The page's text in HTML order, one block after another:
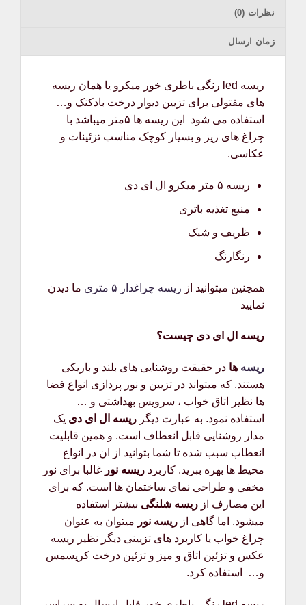
نظرات (0)
زمان ارسال
ریسه led رنگی باطری خور میکرو یا همان ریسه
های مفتولی برای تزیین دیوار درخت بادکنک و…
استفاده می شود این ریسه ها ۵متر میباشد با
چراغ های ریز و بسیار کوچک مناسب تزئینات و
عکاسی.
ریسه ۵ متر میکرو ال ای دی
منبع تغذیه باتری
ظریف و شیک
رنگارنگ
همچنین میتوانید از ریسه چراغدار ۵ متری
ما دیدن
نمایید
ریسه ال ای دی چیست؟
ریسه ها در حقیقت روشنایی های بلند و باریکی
هستند. که میتواند در تزیین و نور پردازی انواع فضا
ها نظیر اتاق خواب ، سرویس بهداشتی و …
استفاده نمود. به عبارت دیگر ریسه ال ای دی یک
مدار روشنایی قابل انعطاف است. و همین قابلیت
انعطاب سبب شده تا شما بتوانید از ان در انواع
محیط ها بهره ببرید. کاربرد ریسه نور غالبا برای نور
مخفی و طراحی نمای ساختمان ها است. که برای
این مصارف از ریسه شلنگی بیشتر استفاده
میشود. اما گاهی از ریسه نور میتوان به عنوان
چراغ خواب یا کاربرد های تزیینی دیگر نظیر ریسه
عکس و تزئین اتاق و میز و تزئین درخت کریسمس
و… استفاده کرد.